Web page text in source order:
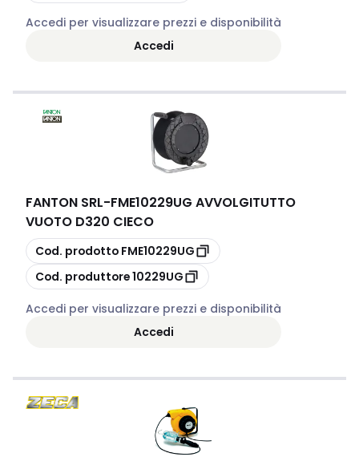
Accedi per visualizzare prezzi e disponibilità
Accedi
FANTON SRL-FME10229UG AVVOLGITUTTO
VUOTO D320 CIECO
copia
Cod. prodotto FME10229UG
copia
Cod. produttore10229UG
Accedi per visualizzare prezzi e disponibilità
Accedi